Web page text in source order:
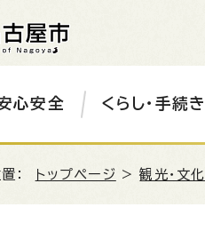
心安全 くらし・手続き
： トップページ >観光・文